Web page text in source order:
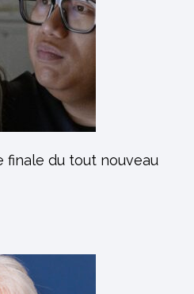
finale du tout nouveau